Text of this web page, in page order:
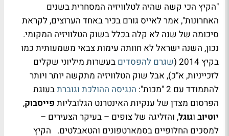
"הקיץ הכי קשה שהיה לטלוויזיה המסחרית בשנים
האחרונות", אמר לאייס גורם בכיר באחד הערוצים, לקראת
סיכומה של שנה לא קלה בכלל בשוק הטלוויזיה המקומי.
נכון, השנה ישראל לא חוותה עימות צבאי משמעותית כמו
בקיץ 2014 (
שגרם להפסדים בעשרות מיליוני שקלים
לזכייניות, א"כ), אבל שוק הטלוויזיה מתקשה יותר ויותר
להתמודד עם 2 "מכות":
הנגיסה ההולכת וגוברתבעוגת
הפרסום מצדן של ענקיות האינטרנט הגלובליות פייסבוק,
יוטיוב וגוגל, והזליגה של צופים – בעיקר הצעירים –
למסכים החלופיים בסמארטפונים והטאבלטים. הקיץ